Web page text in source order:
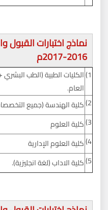
نماذج اختبارات القبول
2016-2017م
1) الكليات الطبية (الطب
2) كلية الهندسة (جميع
3) كلية العلوم
4) كلية العلوم الإدارية
5) كلية الاداب (لغة انجليزية).